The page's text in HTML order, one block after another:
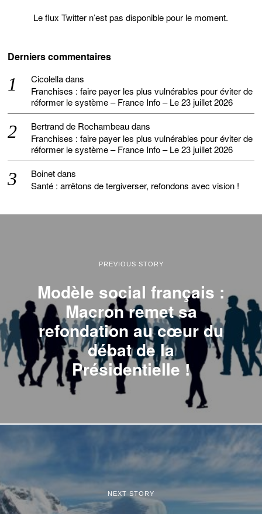
Le flux Twitter n’est pas disponible pour le moment.
Derniers commentaires
Cicolelladans
Franchises : faire payer les plus vulnérables pour éviter de
réformer le système – France Info – Le 23 juillet 2026
Bertrand de Rochambeaudans
Franchises : faire payer les plus vulnérables pour éviter de
réformer le système – France Info – Le 23 juillet 2026
Boinetdans
Santé : arrêtons de tergiverser, refondons avec vision !
PREVIOUS STORY
Modèle social français :
Macron remet sa
refondation au cœur du
débat de la
Présidentielle !
NEXT STORY